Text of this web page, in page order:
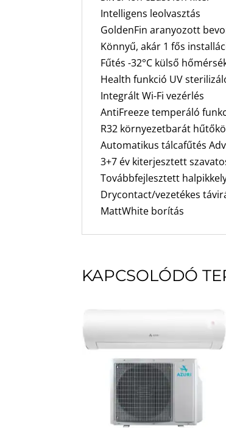
Intelligens leolvasztás
GoldenFin aranyozott
Könnyű, akár 1 fős
Fűtés -32°C külső
Health funkció UV
Integrált Wi-Fi vezérlés
AntiFreeze temperáló
R32 környezetbarát
Automatikus tálcafűtés
3+7 év kiterjesztett
Továbbfejlesztett
Drycontact/vezetékes
MattWhite borítás
KAPCSOLÓDÓ